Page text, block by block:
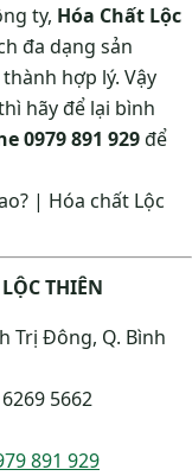
ty, Hóa Chất Lộc
đa dạng sản
hợp lý. Vậy
hãy để lại bình
0979 891 929để
THIÊN
Trị Đông, Q. Bình
5662
891 929